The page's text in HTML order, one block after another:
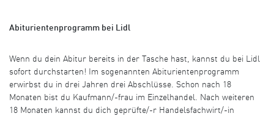
Abiturientenprogramm bei Lidl
Wenn du dein Abitur bereits in der Tasche hast, kannst du bei Lidl
sofort durchstarten! Im sogenannten Abiturientenprogramm
erwirbst du in drei Jahren drei Abschlüsse. Schon nach 18
Monaten bist du Kaufmann/-frau im Einzelhandel. Nach weiteren
18 Monaten kannst du dich geprüfte/-r Handelsfachwirt/-in